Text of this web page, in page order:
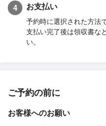
4 お支払い
予約時に選択された方法
支払い完了後は領収書な
い。
ご予約の前に
お客様へのお願い